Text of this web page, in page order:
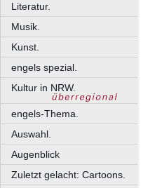
Literatur.
Musik.
Kunst.
engels spezial.
Kultur in NRW.
engels-Thema.
Auswahl.
Augenblick
Zuletzt gelacht: Cartoons.